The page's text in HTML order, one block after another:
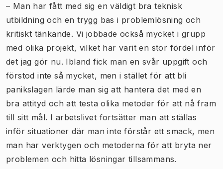
– Man har fått med sig en väldigt bra teknisk
utbildning och en trygg bas i problemlösning och
kritiskt tänkande. Vi jobbade också mycket i grupp
med olika projekt, vilket har varit en stor fördel inför
det jag gör nu. Ibland fick man en svår uppgift och
förstod inte så mycket, men i stället för att bli
panikslagen lärde man sig att hantera det med en
bra attityd och att testa olika metoder för att nå fram
till sitt mål. I arbetslivet fortsätter man att ställas
inför situationer där man inte förstår ett smack, men
man har verktygen och metoderna för att bryta ner
problemen och hitta lösningar tillsammans.